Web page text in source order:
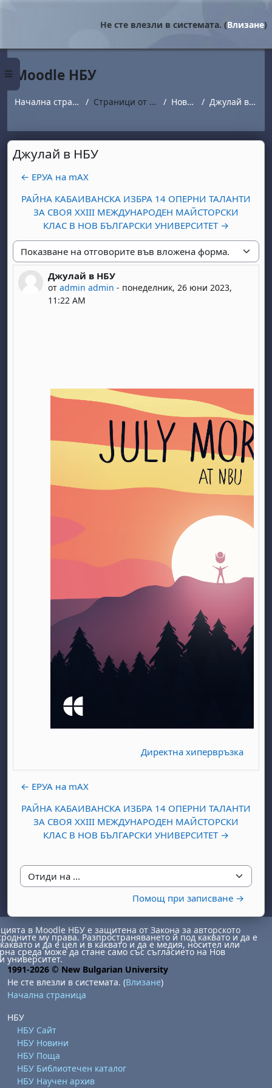
Страничен панел
Не сте влезли в системата. (Влизане)
Moodle НБУ
Начална страница Страници от сайта Новини Джулай в НБУ
Джулай в НБУ
← ЕРУА на mAX
РАЙНА КАБАИВАНСКА ИЗБРА 14 ОПЕРНИ ТАЛАНТИ
ЗА СВОЯ XXIII МЕЖДУНАРОДЕН МАЙСТОРСКИ
КЛАС В НОВ БЪЛГАРСКИ УНИВЕРСИТЕТ →
Начин на показване
Джулай в НБУ
отadmin admin - понеделник, 26 юни 2023,
11:22 AM
Number of replies: 0
Директна хипервръзка
← ЕРУА на mAX
РАЙНА КАБАИВАНСКА ИЗБРА 14 ОПЕРНИ ТАЛАНТИ
ЗА СВОЯ XXIII МЕЖДУНАРОДЕН МАЙСТОРСКИ
КЛАС В НОВ БЪЛГАРСКИ УНИВЕРСИТЕТ →
Отиди на ...
Помощ при записване →
1 август
неделя, 2 август
22 август
неделя, 23 август
29 август
неделя, 30 август
в Moodle НБУ е защитена от Закона за авторското
му права. Разпространяването й под каквато и да е
и да е цел и в каквато и да е медия, носител или
среда може да стане само със съгласието на Нов
университет.
1991-2026 © New Bulgarian University
Не сте влезли в системата. (Влизане)
Начална страница
НБУ
НБУ Сайт
НБУ Новини
НБУ Поща
НБУ Библиотечен каталог
НБУ Научен архив